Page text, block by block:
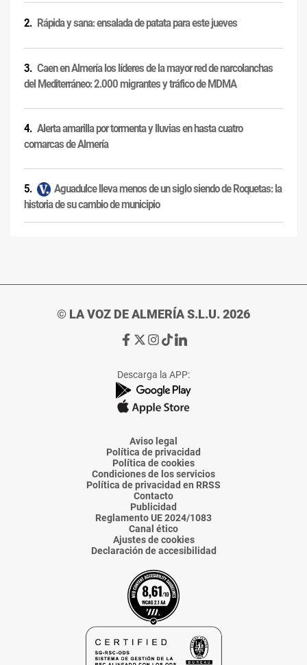
Rápida y sana: ensalada de patata para este jueves
Caen en Almería los líderes de la mayor red de narcolanchas
del Mediterráneo: 2.000 migrantes y tráfico de MDMA
Alerta amarilla por tormenta y lluvias en hasta cuatro
comarcas de Almería
Aguadulce lleva menos de un siglo siendo de Roquetas: la
historia de su cambio de municipio
© LA VOZ DE ALMERÍA S.L.U. 2026
Ir
de
La
Voz
Almería
Ir
de
La
Voz
Almería
Ir
de
La
Voz
Almería
Ir
de
La
Voz
Almería
Ir
de
La
Voz
Descarga la APP:
Aviso legal
Política de privacidad
Política de cookies
Condiciones de los servicios
Política de privacidad en RRSS
Contacto
Publicidad
Reglamento UE 2024/1083
Canal ético
Ajustes de cookies
Declaración de accesibilidad